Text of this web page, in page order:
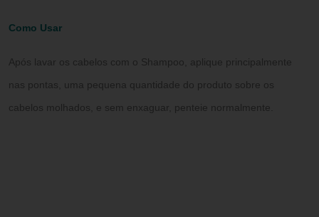
Como Usar
Após lavar os cabelos com o Shampoo, aplique principalmente
nas pontas, uma pequena quantidade do produto sobre os
cabelos molhados, e sem enxaguar, penteie normalmente.